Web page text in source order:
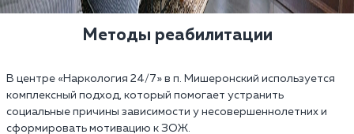
Методы реабилитации
В центре «Наркология 24/7» в п. Мишеронский используется
комплексный подход, который помогает устранить
социальные причины зависимости у несовершеннолетних и
сформировать мотивацию к ЗОЖ.